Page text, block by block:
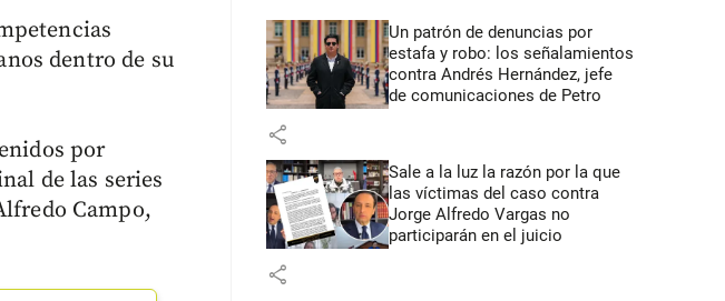
dentro de su
por
de las series
Campo,
Un patrón de denuncias por
estafa y robo: los señalamientos
contra Andrés Hernández, jefe
de comunicaciones de Petro
share
Sale a la luz la razón por la que
las víctimas del caso contra
Jorge Alfredo Vargas no
participarán en el juicio
share